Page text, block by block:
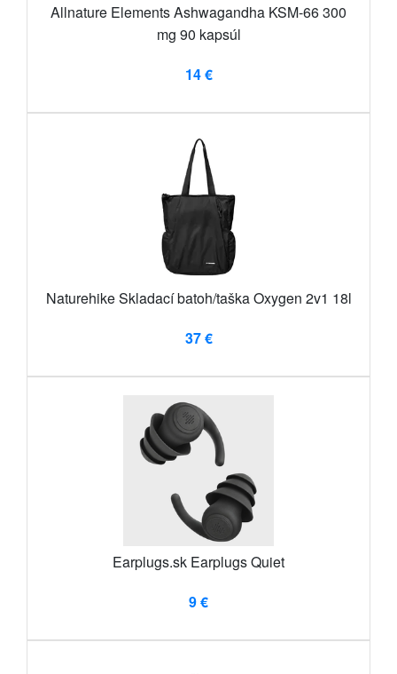
Allnature Elements Ashwagandha KSM-66 300
mg 90 kapsúl
14 €
Naturehike Skladací batoh/taška Oxygen 2v1 18l
37 €
Earplugs.sk Earplugs Quiet
9 €